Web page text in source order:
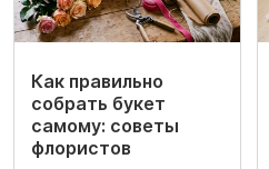
Как правильно
собрать букет
самому: советы
флористов